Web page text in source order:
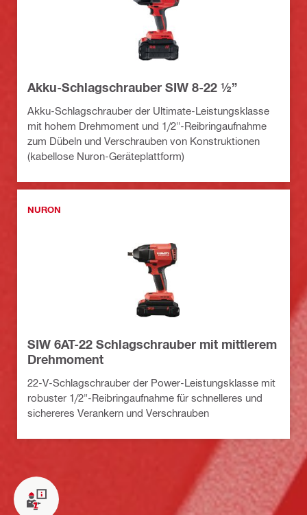
Akku-Schlagschrauber SIW 8-22 ½”
Akku-Schlagschrauber der Ultimate-Leistungsklasse
mit hohem Drehmoment und 1/2"-Reibringaufnahme
zum Dübeln und Verschrauben von Konstruktionen
(kabellose Nuron-Geräteplattform)
NURON
SIW 6AT-22 Schlagschrauber mit mittlerem
Drehmoment
22-V-Schlagschrauber der Power-Leistungsklasse mit
robuster 1/2"-Reibringaufnahme für schnelleres und
sichereres Verankern und Verschrauben